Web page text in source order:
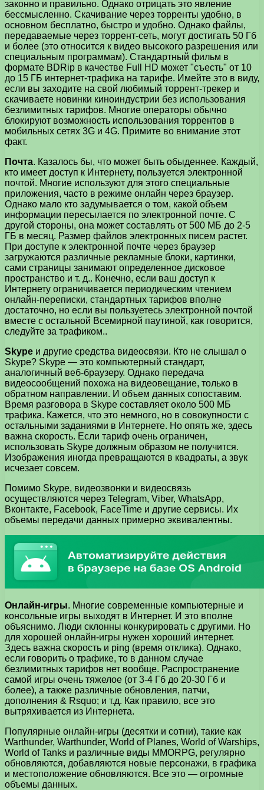
законно и правильно. Однако отрицать это явление
бессмысленно. Скачивание через торренты удобно, в
основном бесплатно, быстро и удобно. Однако файлы,
передаваемые через торрент-сеть, могут достигать 50 Гб
и более (это относится к видео высокого разрешения или
специальным программам). Стандартный фильм в
формате BDRip в качестве Full HD может "съесть" от 10
до 15 ГБ интернет-трафика на тарифе. Имейте это в виду,
если вы заходите на свой любимый торрент-трекер и
скачиваете новинки киноиндустрии без использования
безлимитных тарифов. Многие операторы обычно
блокируют возможность использования торрентов в
мобильных сетях 3G и 4G. Примите во внимание этот
факт.
Почта. Казалось бы, что может быть обыденнее. Каждый,
кто имеет доступ к Интернету, пользуется электронной
почтой. Многие используют для этого специальные
приложения, часто в режиме онлайн через браузер.
Однако мало кто задумывается о том, какой объем
информации пересылается по электронной почте. С
другой стороны, она может составлять от 500 МБ до 2-5
ГБ в месяц. Размер файлов электронных писем растет.
При доступе к электронной почте через браузер
загружаются различные рекламные блоки, картинки,
сами страницы занимают определенное дисковое
пространство и т. д.. Конечно, если ваш доступ к
Интернету ограничивается периодическим чтением
онлайн-переписки, стандартных тарифов вполне
достаточно, но если вы пользуетесь электронной почтой
вместе с остальной Всемирной паутиной, как говорится,
следуйте за трафиком..
Skype и другие средства видеосвязи. Кто не слышал о
Skype? Skype — это компьютерный стандарт,
аналогичный веб-браузеру. Однако передача
видеосообщений похожа на видеовещание, только в
обратном направлении. И объем данных сопоставим.
Время разговора в Skype составляет около 500 МБ
трафика. Кажется, что это немного, но в совокупности с
остальными заданиями в Интернете. Но опять же, здесь
важна скорость. Если тариф очень ограничен,
использовать Skype должным образом не получится.
Изображения иногда превращаются в квадраты, а звук
исчезает совсем.
Помимо Skype, видеозвонки и видеосвязь
осуществляются через Telegram, Viber, WhatsApp,
Вконтакте, Facebook, FaceTime и другие сервисы. Их
объемы передачи данных примерно эквивалентны.
Онлайн-игры. Многие современные компьютерные и
консольные игры выходят в Интернет. И это вполне
объяснимо. Люди склонны конкурировать с другими. Но
для хорошей онлайн-игры нужен хороший интернет.
Здесь важна скорость и ping (время отклика). Однако,
если говорить о трафике, то в данном случае
безлимитных тарифов нет вообще. Распространение
самой игры очень тяжелое (от 3-4 Гб до 20-30 Гб и
более), а также различные обновления, патчи,
дополнения & Rsquo; и т.д. Как правило, все это
вытряхивается из Интернета.
Популярные онлайн-игры (десятки и сотни), такие как
Warthunder, Warthunder, World of Planes, World of Warships,
World of Tanks и различные виды MMORPG, регулярно
обновляются, добавляются новые персонажи, в графика
и местоположение обновляются. Все это — огромные
объемы данных.